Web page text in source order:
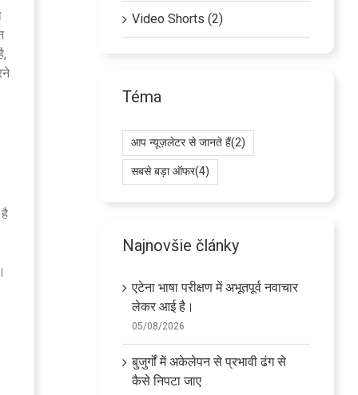
Video Shorts (2)
Téma
आप न्यूज़लेटर से जानते हैं(2)
सबसे बड़ा ऑफर(4)
Najnovšie články
एटेना भाषा परीक्षण में अभूतपूर्व नवाचार
लेकर आई है।
05/08/2026
बुजुर्गों में अकेलेपन से प्रभावी ढंग से
कैसे निपटा जाए